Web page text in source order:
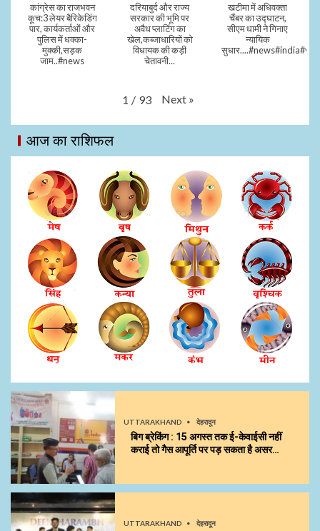
कांग्रेस का राजभवन
कूच:3 लेयर बैरिकेडिंग
पार, कार्यकर्ताओं और
पुलिस में धक्का-
मुक्की,सड़क
जाम..#news
दरियाबुर्द और राज्य
सरकार की भूमि पर
अवैध प्लाटिंग का
खेल,कब्जाधारियों को
विधायक की कड़ी
चेतावनी...
खटीमा में अधिवक्ता
चैंबर का उद्घाटन,
सीएम धामी ने गिनाए
न्यायिक
1 / 93 Next »
आज का राशिफल
UTTARAKHAND देहरादून
बिग ब्रेकिंग : 15 अगस्त तक ई-केवाईसी नहीं
कराई तो गैस आपूर्ति पर पड़ सकता है असर…
UTTARAKHAND देहरादून